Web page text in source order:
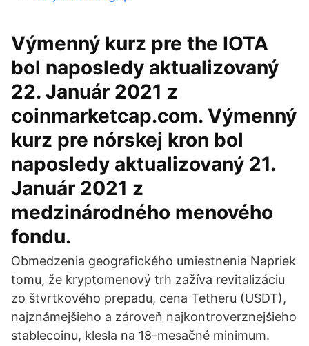
Výmenný kurz pre the IOTA
bol naposledy aktualizovaný
22. Január 2021 z
coinmarketcap.com. Výmenný
kurz pre nórskej kron bol
naposledy aktualizovaný 21.
Január 2021 z
medzinárodného menového
fondu.
Obmedzenia geografického umiestnenia Napriek
tomu, že kryptomenový trh zažíva revitalizáciu
zo štvrtkového prepadu, cena Tetheru (USDT),
najznámejšieho a zároveň najkontroverznejšieho
stablecoinu, klesla na 18-mesačné minimum.